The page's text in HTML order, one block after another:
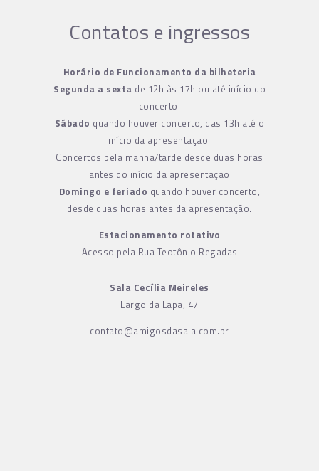
Contatos e ingressos
Horário de Funcionamento da bilheteria
Segunda a sexta de 12h às 17h ou até início do
concerto.
Sábado quando houver concerto, das 13h até o
início da apresentação.
Concertos pela manhã/tarde desde duas horas
antes do início da apresentação
Domingo e feriado quando houver concerto,
desde duas horas antes da apresentação.
Estacionamento rotativo
Acesso pela Rua Teotônio Regadas
Sala Cecília Meireles
Largo da Lapa, 47
contato@amigosdasala.com.br